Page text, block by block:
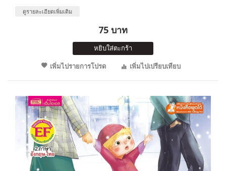
ดูรายละเอียดเพิ่มเติม
75 บาท
หยิบใส่ตะกร้า
เพิ่มไปรายการโปรด
เพิ่มไปเปรียบเทียบ